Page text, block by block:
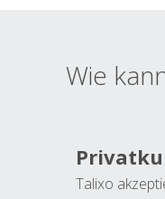
Wie
Talixo